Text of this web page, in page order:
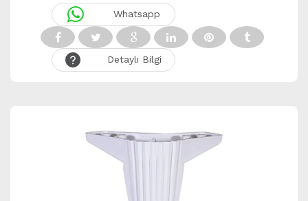
Whatsapp
Detaylı Bilgi